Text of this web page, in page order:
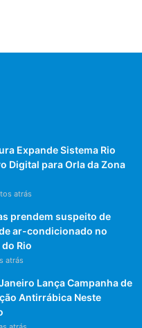
Expande Sistema Rio
Digital para Orla da Zona
atrás
prendem suspeito de
ar-condicionado no
Rio
atrás
Lança Campanha de
Antirrábica Neste